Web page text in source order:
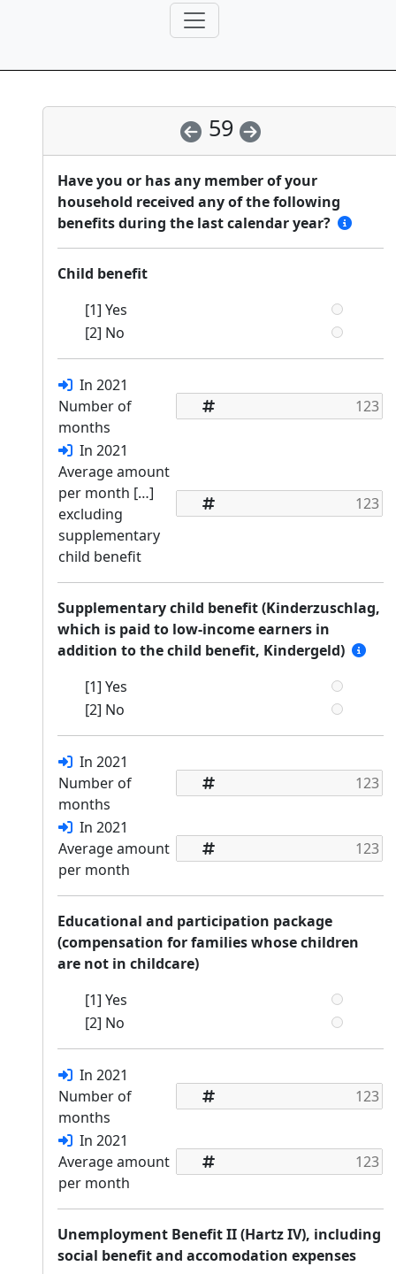
59
Have you or has any member of your
household received any of the following
benefits during the last calendar year?
Child benefit
[1] Yes
[2] No
In 2021
Number of
months
In 2021
Average amount
per month […]
excluding
supplementary
child benefit
Supplementary child benefit (Kinderzuschlag,
which is paid to low-income earners in
addition to the child benefit, Kindergeld)
[1] Yes
[2] No
In 2021
Number of
months
In 2021
Average amount
per month
Educational and participation package
(compensation for families whose children
are not in childcare)
[1] Yes
[2] No
In 2021
Number of
months
In 2021
Average amount
per month
Unemployment Benefit II (Hartz IV), including
social benefit and accomodation expenses